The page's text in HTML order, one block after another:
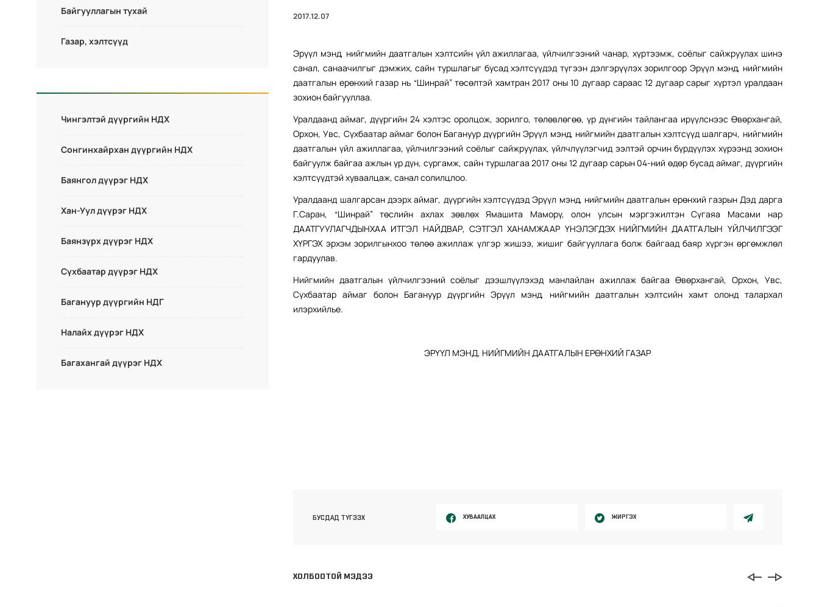
Байгууллагын тухай
Газар, хэлтсүүд
Чингэлтэй дүүргийн НДХ
Сонгинхайрхан дүүргийн НДХ
Баянгол дүүрэг НДХ
Хан-Уул дүүрэг НДХ
Баянзүрх дүүрэг НДХ
Сүхбаатар дүүрэг НДХ
Багануур дүүргийн НДГ
Налайх дүүрэг НДХ
Багахангай дүүрэг НДХ
2017.12.07
Эрүүл мэнд, нийгмийн даатгалын хэлтсийн үйл ажиллагаа, үйлчилгээний чанар, хүртээмж, соёлыг сайжруулах шинэ
санал, санаачилгыг дэмжих, сайн туршлагыг бусад хэлтсүүдэд түгээн дэлгэрүүлэх зорилгоор Эрүүл мэнд, нийгмийн
даатгалын ерөнхий газар нь “Шинрай” төсөлтэй хамтран 2017 оны 10 дугаар сараас 12 дугаар сарыг хүртэл уралдаан
зохион байгууллаа.
Уралдаанд аймаг, дүүргийн 24 хэлтэс оролцож, зорилго, төлөвлөгөө, үр дүнгийн тайлангаа ирүүлснээс Өвөрхангай,
Орхон, Увс, Сүхбаатар аймаг болон Багануур дүүргийн Эрүүл мэнд, нийгмийн даатгалын хэлтсүүд шалгарч, нийгмийн
даатгалын үйл ажиллагаа, үйлчилгээний соёлыг сайжруулах, үйлчлүүлэгчид ээлтэй орчин бүрдүүлэх хүрээнд зохион
байгуулж байгаа ажлын үр дүн, сургамж, сайн туршлагаа 2017 оны 12 дугаар сарын 04-ний өдөр бусад аймаг, дүүргийн
хэлтсүүдтэй хуваалцаж, санал солилцлоо.
Уралдаанд шалгарсан дээрх аймаг, дүүргийн хэлтсүүдэд Эрүүл мэнд, нийгмийн даатгалын ерөнхий газрын Дэд дарга
Г.Саран, “Шинрай” төслийн ахлах зөвлөх Ямашита Маморү, олон улсын мэргэжилтэн Сүгаяа Масами нар
ДААТГУУЛАГЧДЫНХАА ИТГЭЛ НАЙДВАР, СЭТГЭЛ ХАНАМЖААР ҮНЭЛЭГДЭХ НИЙГМИЙН ДААТГАЛЫН ҮЙЛЧИЛГЭЭГ
ХҮРГЭХ эрхэм зорилгынхоо төлөө ажиллаж үлгэр жишээ, жишиг байгууллага болж байгаад баяр хүргэн өргөмжлөл
гардуулав.
Нийгмийн даатгалын үйлчилгээний соёлыг дээшлүүлэхэд манлайлан ажиллаж байгаа Өвөрхангай, Орхон, Увс,
Сүхбаатар аймаг болон Багануур дүүргийн Эрүүл мэнд, нийгмийн даатгалын хэлтсийн хамт олонд талархал
илэрхийлье.
ЭРҮҮЛ МЭНД, НИЙГМИЙН ДААТГАЛЫН ЕРӨНХИЙ ГАЗАР
БУСДАД ТҮГЭЭХ ХУВААЛЦАХ ЖИРГЭХ
ХОЛБООТОЙ МЭДЭЭ